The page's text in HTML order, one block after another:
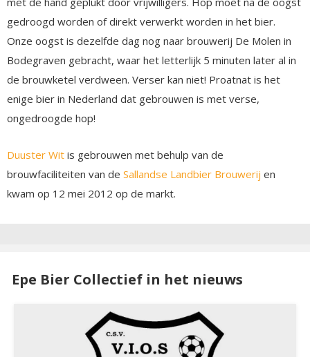
gedroogd worden of direkt verwerkt worden in het bier.
Onze oogst is dezelfde dag nog naar brouwerij De Molen in
Bodegraven gebracht, waar het letterlijk 5 minuten later al in
de brouwketel verdween. Verser kan niet! Proatnat is het
enige bier in Nederland dat gebrouwen is met verse,
ongedroogde hop!
Duuster Wit is gebrouwen met behulp van de
brouwfaciliteiten van de Sallandse Landbier Brouwerij en
kwam op 12 mei 2012 op de markt.
Epe Bier Collectief in het nieuws